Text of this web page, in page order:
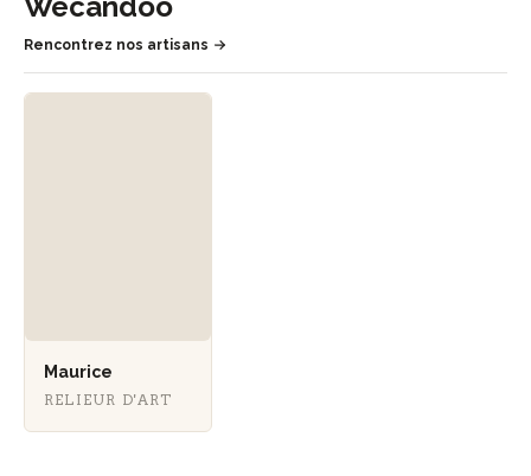
Rencontrez nos artisans
Maurice
RELIEUR D'ART